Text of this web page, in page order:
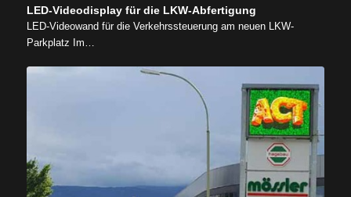
LED-Videodisplay für die LKW-Abfertigung
LED-Videowand für die Verkehrssteuerung am neuen LKW-
Parkplatz Im…